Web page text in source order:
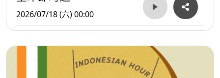
2026/07/18 (六) 00:00